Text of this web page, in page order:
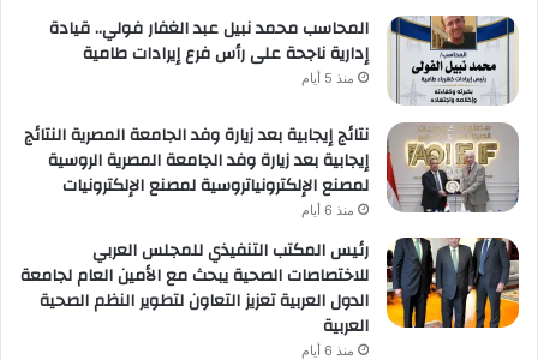
المحاسب محمد نبيل عبد الغفار فولي.. قيادة
إدارية ناجحة على رأس فرع إيرادات طامية
منذ 5 أيام
نتائج إيجابية بعد زيارة وفد الجامعة المصرية النتائج
إيجابية بعد زيارة وفد الجامعة المصرية الروسية
لمصنع الإلكترونياتروسية لمصنع الإلكترونيات
منذ 6 أيام
رئيس المكتب التنفيذي للمجلس العربي
للاختصاصات الصحية يبحث مع الأمين العام لجامعة
الدول العربية تعزيز التعاون لتطوير النظم الصحية
العربية
منذ 6 أيام